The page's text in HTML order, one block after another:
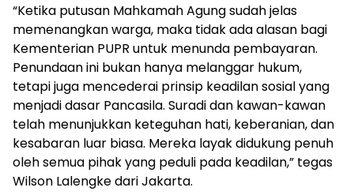
“Ketika putusan Mahkamah Agung sudah jelas
memenangkan warga, maka tidak ada alasan bagi
Kementerian PUPR untuk menunda pembayaran.
Penundaan ini bukan hanya melanggar hukum,
tetapi juga mencederai prinsip keadilan sosial yang
menjadi dasar Pancasila. Suradi dan kawan-kawan
telah menunjukkan keteguhan hati, keberanian, dan
kesabaran luar biasa. Mereka layak didukung penuh
oleh semua pihak yang peduli pada keadilan,” tegas
Wilson Lalengke dari Jakarta.